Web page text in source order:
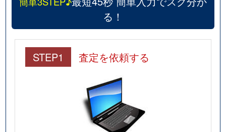
る！
STEP1 査定を依頼する